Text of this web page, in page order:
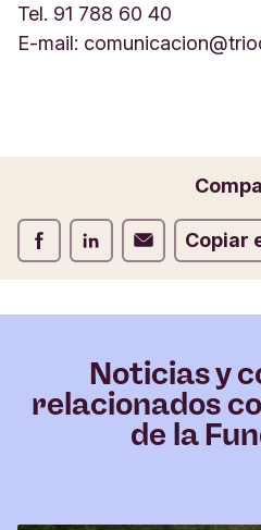
Tel. 91 788 60 40
E-mail:
Compartir Facebook
Compartir LinkedIn
Compartir Correo
Copiar
Noticias y
relacionados
de la